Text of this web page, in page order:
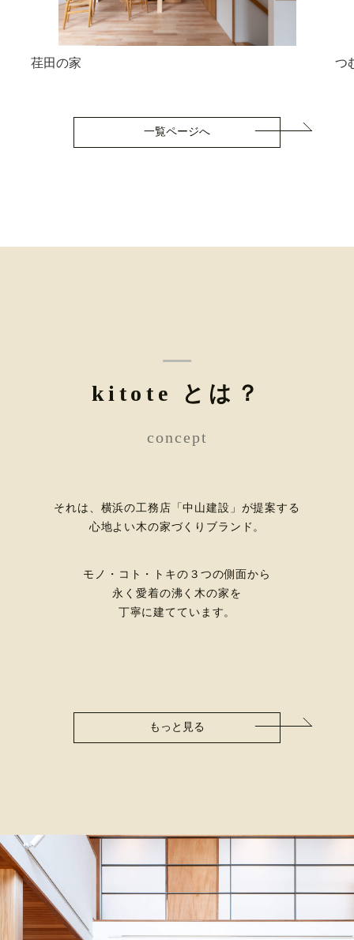
荏田の家 つ
一覧ページへ
kitote とは？
concept
それは、横浜の工務店「中山建設」が提案する
心地よい木の家づくりブランド。
モノ・コト・トキの３つの側面から
永く愛着の沸く木の家を
丁寧に建てています。
もっと見る